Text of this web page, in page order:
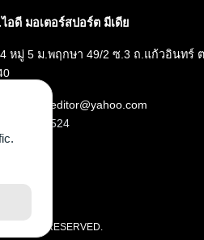
อดี มอเตอร์สปอร์ต มีเดีย
หมู่ 5 ม.พฤกษา 49/2 ซ.3 ถ.แก้วอินทร์
ispeededitor@yahoo.com
087 515 7524
RIGHTS RESERVED.